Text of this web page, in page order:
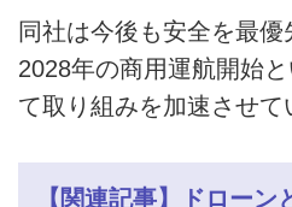
同社は今後も安全を最優
2028年の商用運航開始
て取り組みを加速させて
【関連記事】ドロー